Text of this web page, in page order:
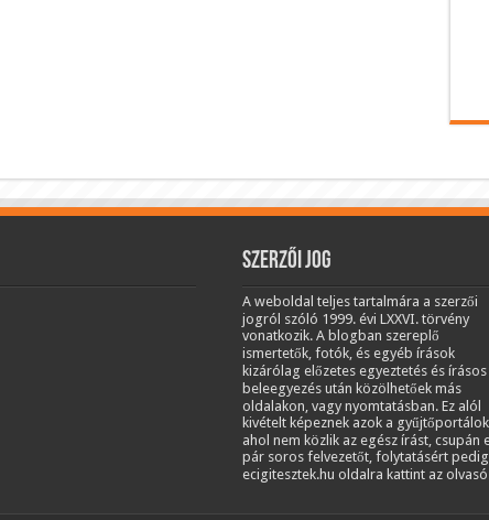
Szerzői jog
A weboldal teljes tartalmára a szerzői
jogról szóló 1999. évi LXXVI. törvény
vonatkozik. A blogban szereplő
ismertetők, fotók, és egyéb írások
kizárólag előzetes egyeztetés és írásos
beleegyezés után közölhetőek más
oldalakon, vagy nyomtatásban. Ez alól
kivételt képeznek azok a
ahol nem közlik az egész írást, csupán
pár soros felvezetőt, folytatásért
ecigitesztek.hu oldalra kattint az